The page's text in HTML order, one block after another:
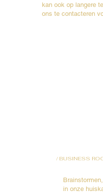
kan ook op langere
ons te contacteren
/BUSINESS
in onze